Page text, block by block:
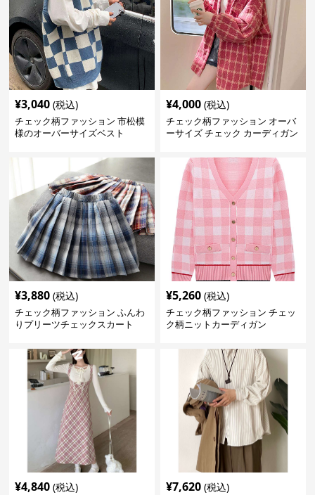
¥3,040 (税込)
チェック柄ファッション 市松模
様のオーバーサイズベスト
¥4,000 (税込)
チェック柄ファッション オーバ
ーサイズ チェック カーディガン
¥3,880 (税込)
チェック柄ファッション ふんわ
りプリーツチェックスカート
¥5,260 (税込)
チェック柄ファッション チェッ
ク柄ニットカーディガン
¥4,840 (税込) ¥7,620 (税込)